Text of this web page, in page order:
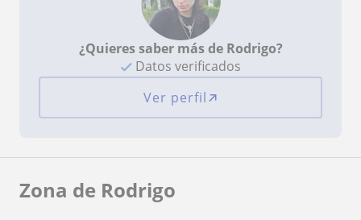
¿Quieres saber más de Rodrigo?
Datos verificados
Ver perfil
Zona de Rodrigo